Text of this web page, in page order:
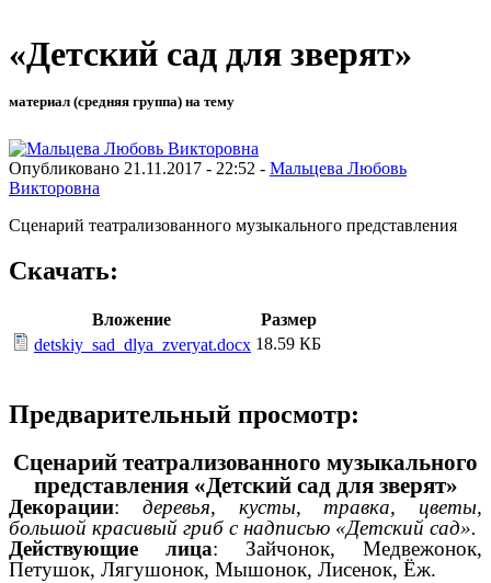
«Детский сад для зверят»
материал (средняя группа) на тему
Опубликовано 21.11.2017 - 22:52 - Мальцева Любовь
Викторовна
Сценарий театрализованного музыкального представления
Скачать:
Вложение
Размер
detskiy_sad_dlya_zveryat.docx 18.59 КБ
Предварительный просмотр:
Сценарий театрализованного музыкального
представления «Детский сад для зверят»
Декорации: деревья, кусты, травка, цветы,
большой красивый гриб с надписью «Детский сад».
Действующие лица: Зайчонок, Медвежонок,
Петушок, Лягушонок, Мышонок, Лисенок, Ёж.